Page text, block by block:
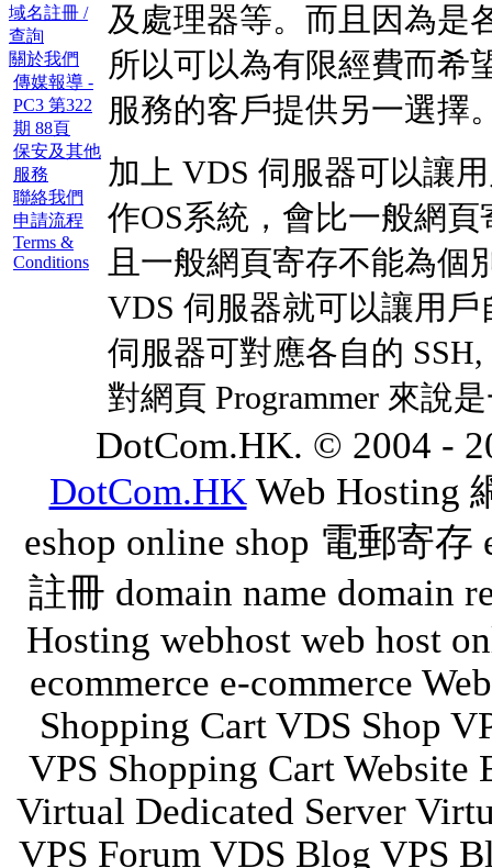
域名註冊 /
查詢
關於我們
傳媒報導 -
PC3 第322
期 88頁
保安及其他
服務
聯絡我們
申請流程
Terms &
Conditions
及處理器等。而且因為是
所以可以為有限經費而希
服務的客戶提供另一選擇
加上 VDS 伺服器可以讓
作OS系統，會比一般網
且一般網頁寄存不能為個
VDS 伺服器就可以讓用
伺服器可對應各自的 SSH,
對網頁 Programmer 來說
DotCom.HK. © 2004 -
DotCom.HK Web Hosting
eshop online shop 電郵寄
註冊 domain name domain
Hosting webhost web host
ecommerce e-commerce
Shopping Cart VDS Shop
VPS Shopping Cart Website
Virtual Dedicated Server
VPS Forum VDS Blog VPS